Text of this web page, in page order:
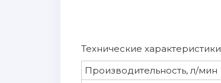
Технические характеристики
Производительность, л/мин